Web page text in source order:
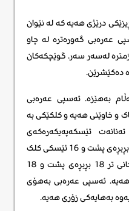
درێژی هەیە کە لە نێوان
عەرەبی گەورەترە لە چاو
لەسەر سەر. گوێچکەکان
دەکێشرێن.
بەهێزە. ئەسپی عەرەبی
و خاوێنی هەیە و کلکێکی بە
ئێسکەپەیکەرەکەی
جیاوازە، چونکە ئەسپی عەرەبی 17 بڕبڕەی پشت و 16 ئێسکی کلک
و 5 ئێسکی پشتی هەیە. ئەسپەکانی تر 18 بڕبڕەی پشت و 18
هەیە. ئەسپی عەرەبی بەهۆی
بەهایەکی زۆری هەیە.